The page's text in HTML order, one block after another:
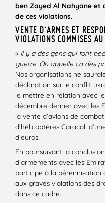
ben Zayed Al Nahyane et
de ces violations.
VENTE D’ARMES ET
VIOLATIONS COMMISES
« Il y a des gens qui font
guerre. On appelle ça des
Nos organisations ne
déclaration sur le conflit
le mettre en relation avec
décembre dernier avec les
la vente d’avions de
d’hélicoptères Caracal,
d’euros.
En poursuivant la
d’armements avec les
participe à la pérennisation
aux graves violations des
dans ce cadre.